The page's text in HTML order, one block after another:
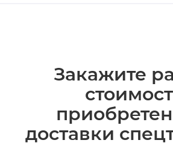
Закажите
доставки